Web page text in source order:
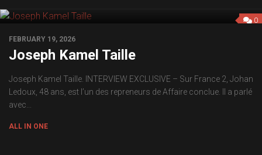
0
FEBRUARY 19, 2026
Joseph Kamel Taille
Joseph Kamel Taille. INTERVIEW EXCLUSIVE – Sur France 2, Johan
Ledoux, 48 ans, est l’un des repreneurs de Affaire conclue. Il a parlé
avec...
ALL IN ONE